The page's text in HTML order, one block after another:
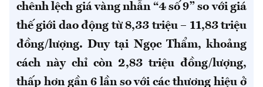
chênh lệch giávàng nhẫn “4 số 9” so với giá
thế giới dao động từ 8,33 triệu – 11,83 triệu
đồng/lượng. Duy tại Ngọc Thẩm, khoảng
cách này chỉ còn 2,83 triệu đồng/lượng,
thấp hơn gần 6 lần so với các thương hiệu ở